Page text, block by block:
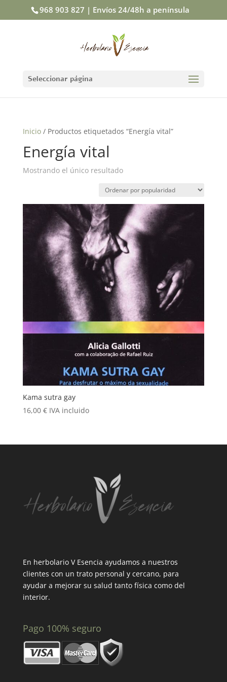
968 903 827 | Envíos 24/48h a península
Seleccionar página
Inicio/ Productos etiquetados “Energía vital”
Energía vital
Mostrando el único resultado
Kama sutra gay
16,00 € IVA incluido
En herbolario V Esencia ayudamos a nuestros
clientes con un trato personal y cercano, para
ayudar a mejorar su salud tanto física como del
interior.
Pago 100% seguro